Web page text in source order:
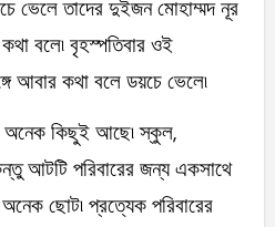
ভেলে তাদের দুইজন মোহাম্মদ নূর
বলে৷ বৃহস্পতিবার ওই
আবার কথা বলে ডয়চে ভেলে৷
অনেক কিছুই আছে৷ স্কুল,
আটটি পরিবারের জন্য একসাথে
ছোট৷ প্রত্যেক পরিবারের